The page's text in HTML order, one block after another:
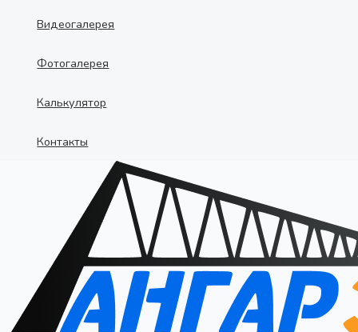
Видеогалерея
Фотогалерея
Калькулятор
Контакты